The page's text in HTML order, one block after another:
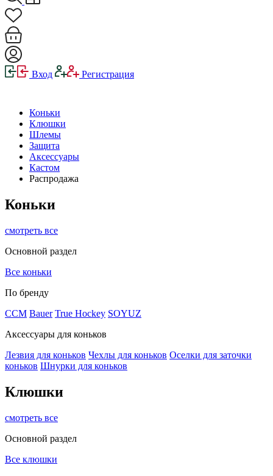
Вход Регистрация
Коньки
Клюшки
Шлемы
Защита
Аксессуары
Кастом
Распродажа
Коньки
смотреть все
Основной раздел
Все коньки
По бренду
ССМ Bauer True Hockey SOYUZ
Аксессуары для коньков
Лезвия для коньков Чехлы для коньков Оселки для заточки
коньков Шнурки для коньков
Клюшки
смотреть все
Основной раздел
Все клюшки